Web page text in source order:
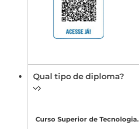
Qual tipo de diploma?
Curso Superior de Tecnologia.